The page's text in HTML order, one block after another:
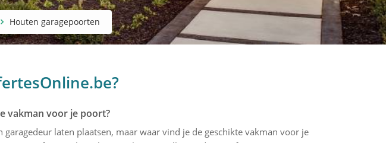
Houten garagepoorten
vakman voor je poort?
garagedeur laten plaatsen, maar waar vind je de geschikte vakman voor je